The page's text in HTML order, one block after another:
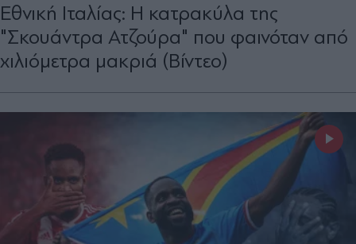
Eθνική Ιταλίας: Η κατρακύλα της
"Σκουάντρα Ατζούρα" που φαινόταν από
χιλιόμετρα μακριά (Βίντεο)